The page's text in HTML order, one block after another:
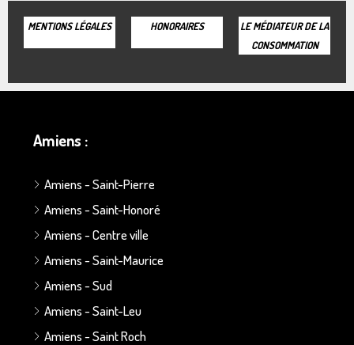
MENTIONS LÉGALES HONORAIRES
LE MÉDIATEUR DE LA
CONSOMMATION
Amiens :
Amiens - Saint-Pierre
Amiens - Saint-Honoré
Amiens - Centre ville
Amiens - Saint-Maurice
Amiens - Sud
Amiens - Saint-Leu
Amiens - Saint Roch